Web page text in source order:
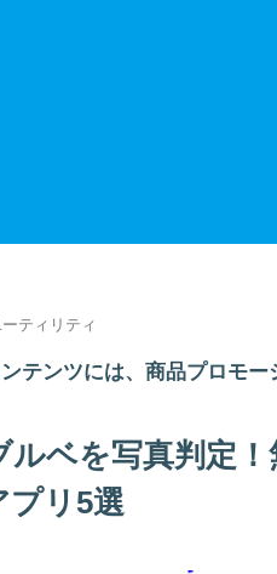
ティリティ
テンツには、商品プロモー
ルベを写真判定
プリ5選